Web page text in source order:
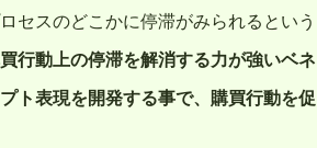
セスのどこかに停滞がみられるという
行動上の停滞を解消する力が強いベネ
ト表現を開発する事で、購買行動を促